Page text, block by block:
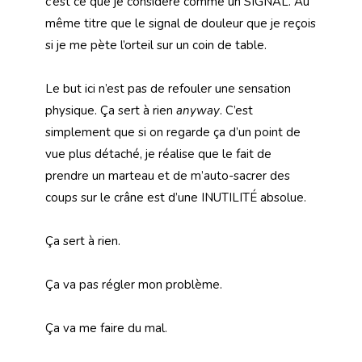
même titre que le signal de douleur que je reçois
si je me pète l’orteil sur un coin de table.
Le but ici n’est pas de refouler une sensation
physique. Ça sert à rien anyway. C’est
simplement que si on regarde ça d’un point de
vue plus détaché, je réalise que le fait de
prendre un marteau et de m’auto-sacrer des
coups sur le crâne est d’une INUTILITÉ absolue.
Ça sert à rien.
Ça va pas régler mon problème.
Ça va me faire du mal.